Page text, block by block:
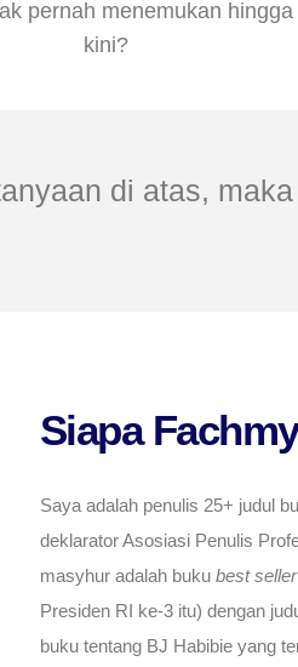
pernah menemukan hingga
kini?
di atas, maka
Siapa
Saya adalah penulis 25+ judul
deklarator Asosiasi Penulis
masyhur adalah buku best seller
Presiden RI ke-3 itu) dengan
buku tentang BJ Habibie yang